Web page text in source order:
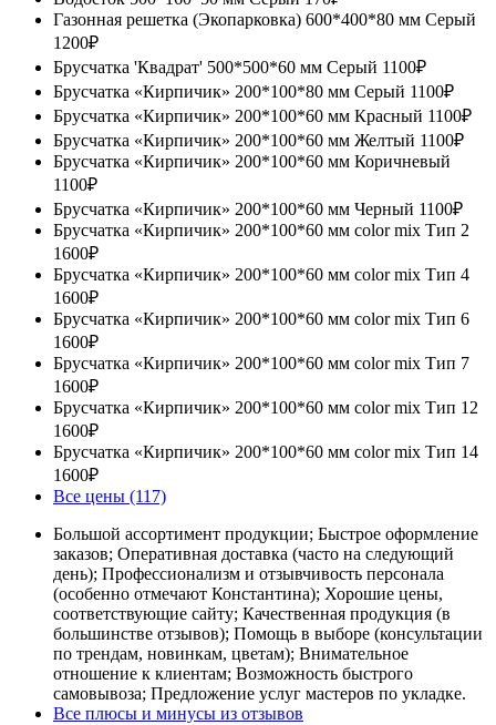
Газонная решетка (Экопарковка) 600*400*80 мм Серый
1200₽
Брусчатка 'Квадрат' 500*500*60 мм Серый 1100₽
Брусчатка «Кирпичик» 200*100*80 мм Серый 1100₽
Брусчатка «Кирпичик» 200*100*60 мм Красный 1100₽
Брусчатка «Кирпичик» 200*100*60 мм Желтый 1100₽
Брусчатка «Кирпичик» 200*100*60 мм Коричневый
1100₽
Брусчатка «Кирпичик» 200*100*60 мм Черный 1100₽
Брусчатка «Кирпичик» 200*100*60 мм color mix Тип 2
1600₽
Брусчатка «Кирпичик» 200*100*60 мм color mix Тип 4
1600₽
Брусчатка «Кирпичик» 200*100*60 мм color mix Тип 6
1600₽
Брусчатка «Кирпичик» 200*100*60 мм color mix Тип 7
1600₽
Брусчатка «Кирпичик» 200*100*60 мм color mix Тип 12
1600₽
Брусчатка «Кирпичик» 200*100*60 мм color mix Тип 14
1600₽
Все цены (117)
Большой ассортимент продукции; Быстрое оформление
заказов; Оперативная доставка (часто на следующий
день); Профессионализм и отзывчивость персонала
(особенно отмечают Константина); Хорошие цены,
соответствующие сайту; Качественная продукция (в
большинстве отзывов); Помощь в выборе (консультации
по трендам, новинкам, цветам); Внимательное
отношение к клиентам; Возможность быстрого
самовывоза; Предложение услуг мастеров по укладке.
Все плюсы и минусы из отзывов